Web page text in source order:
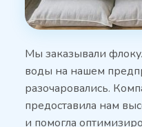
Мы заказывали
воды на нашем
разочаровались.
предоставила нам
и помогла